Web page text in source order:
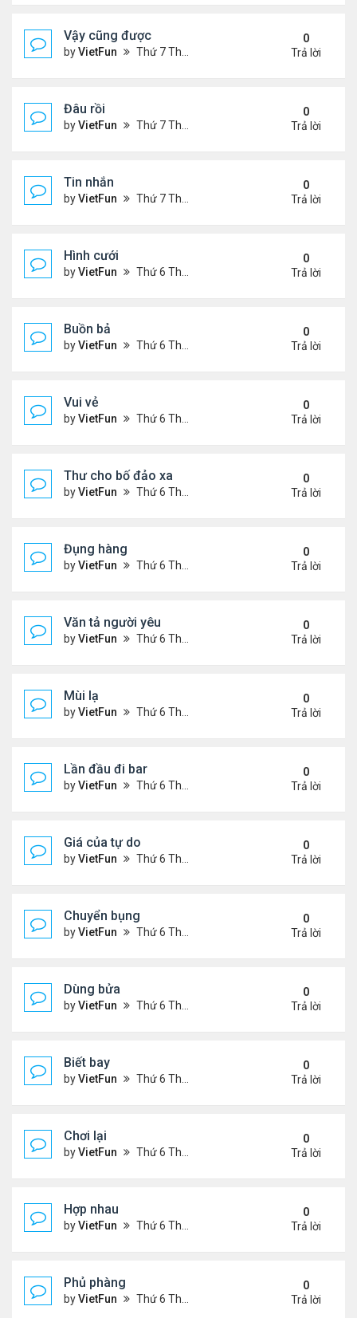
Vậy cũng được
byVietFun Thứ 7 Tháng 11 06, 2021 2:38 pm
0
Trả lời
Đâu rồi
byVietFun Thứ 7 Tháng 11 06, 2021 2:36 pm
0
Trả lời
Tin nhắn
byVietFun Thứ 7 Tháng 11 06, 2021 9:42 am
0
Trả lời
Hình cưới
byVietFun Thứ 6 Tháng 11 05, 2021 3:15 pm
0
Trả lời
Buồn bả
byVietFun Thứ 6 Tháng 11 05, 2021 3:12 pm
0
Trả lời
Vui vẻ
byVietFun Thứ 6 Tháng 11 05, 2021 3:07 pm
0
Trả lời
Thư cho bố đảo xa
byVietFun Thứ 6 Tháng 11 05, 2021 3:06 pm
0
Trả lời
Đụng hàng
byVietFun Thứ 6 Tháng 11 05, 2021 3:02 pm
0
Trả lời
Văn tả người yêu
byVietFun Thứ 6 Tháng 11 05, 2021 2:49 pm
0
Trả lời
Mùi lạ
byVietFun Thứ 6 Tháng 11 05, 2021 2:42 pm
0
Trả lời
Lần đầu đi bar
byVietFun Thứ 6 Tháng 11 05, 2021 2:40 pm
0
Trả lời
Giá của tự do
byVietFun Thứ 6 Tháng 11 05, 2021 1:38 pm
0
Trả lời
Chuyển bụng
byVietFun Thứ 6 Tháng 11 05, 2021 1:36 pm
0
Trả lời
Dùng bửa
byVietFun Thứ 6 Tháng 11 05, 2021 1:28 pm
0
Trả lời
Biết bay
byVietFun Thứ 6 Tháng 11 05, 2021 1:26 pm
0
Trả lời
Chơi lại
byVietFun Thứ 6 Tháng 11 05, 2021 1:11 pm
0
Trả lời
Hợp nhau
byVietFun Thứ 6 Tháng 11 05, 2021 1:10 pm
0
Trả lời
Phủ phàng
byVietFun Thứ 6 Tháng 11 05, 2021 12:53 pm
0
Trả lời